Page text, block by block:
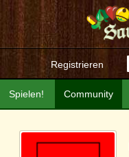
Registrieren
Community
Spielen!